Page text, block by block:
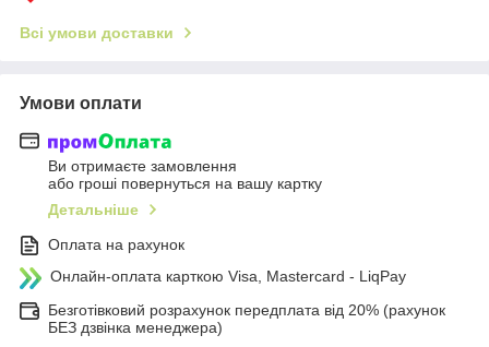
Всі умови доставки
Умови оплати
Ви отримаєте замовлення
або гроші повернуться на вашу картку
Детальніше
Оплата на рахунок
Онлайн-оплата карткою Visa, Mastercard - LiqPay
Безготівковий розрахунок передплата від 20% (рахунок
БЕЗ дзвінка менеджера)